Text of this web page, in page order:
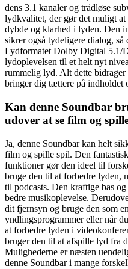
dens 3.1 kanaler og trådløse
lydkvalitet, der gør det muligt
dybde og klarhed i lyden. Den
sikrer også tydeligere dialog,
Lydformatet Dolby Digital 5.1/
lydoplevelsen til et helt nyt
rummelig lyd. Alt dette bidrager
bringer dig tættere på indholdet
Kan denne Soundbar
udover at se film og
Ja, denne Soundbar kan helt
film og spille spil. Den
funktioner gør den ideel til
bruge den til at forbedre lyden,
til podcasts. Den kraftige bas
bedre musikoplevelse.
dit fjernsyn og bruge den som
yndlingsprogrammer eller når
at forbedre lyden i
bruger den til at afspille lyd fra
Mulighederne er næsten
denne Soundbar i mange